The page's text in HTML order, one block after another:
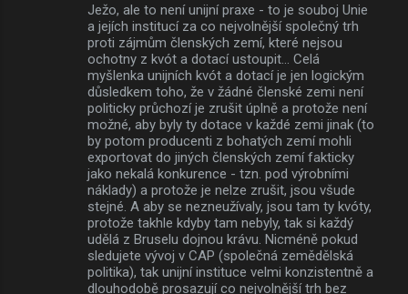
Ježo, ale to není unijní praxe - to je souboj Unie
a jejích institucí za co nejvolnější společný trh
proti zájmům členských zemí, které nejsou
ochotny z kvót a dotací ustoupit... Celá
myšlenka unijních kvót a dotací je jen logickým
důsledkem toho, že v žádné členské zemi není
politicky průchozí je zrušit úplně a protože není
možné, aby byly ty dotace v každé zemi jinak (to
by potom producenti z bohatých zemí mohli
exportovat do jiných členských zemí fakticky
jako nekalá konkurence - tzn. pod výrobními
náklady) a protože je nelze zrušit, jsou všude
stejné. A aby se nezneužívaly, jsou tam ty kvóty,
protože takhle kdyby tam nebyly, tak si každý
udělá z Bruselu dojnou krávu. Nicméně pokud
sledujete vývoj v CAP (společná zemědělská
politika), tak unijní instituce velmi konzistentně a
dlouhodobě prosazují co nejvolnější trh bez